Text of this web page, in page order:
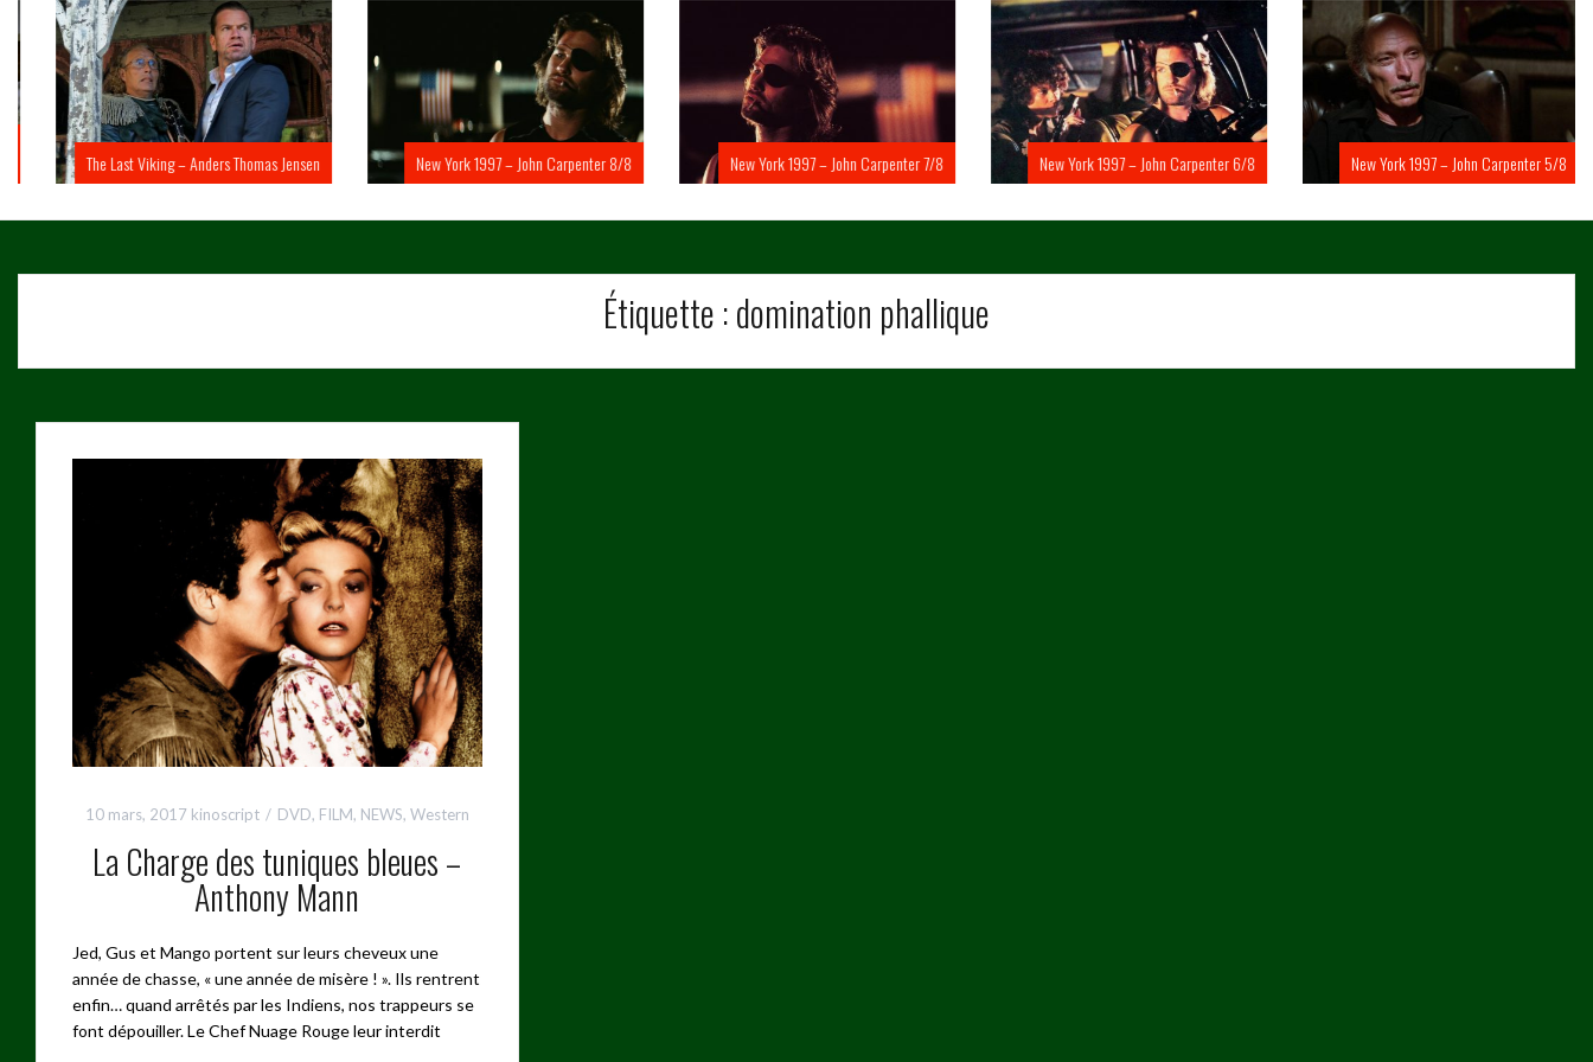
The Last Viking – Anders Thomas Jensen New York 1997 – John Carpenter 8/8 New York 1997 – John Carpenter 7/8 New York 1997 – John Carpenter 6/8 New York 1997 – John Carpenter 5/8
Étiquette :domination phallique
10 mars, 2017 kinoscript DVD, FILM, NEWS, Western
La Charge des tuniques bleues –
Anthony Mann
Jed, Gus et Mango portent sur leurs cheveux une
année de chasse, « une année de misère ! ». Ils rentrent
enfin… quand arrêtés par les Indiens, nos trappeurs se
font dépouiller. Le Chef Nuage Rouge leur interdit